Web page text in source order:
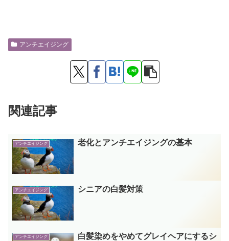
アンチエイジング
関連記事
アンチエイジング 老化とアンチエイジングの基本
アンチエイジング シニアの白髪対策
アンチエイジング
白髪染めをやめてグレイヘアにするシ